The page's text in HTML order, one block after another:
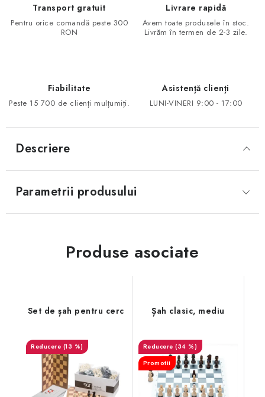
Transport gratuit
Pentru orice comandă peste 300
RON
Livrare rapidă
Avem toate produsele în stoc.
Livrăm în termen de 2-3 zile.
Fiabilitate
Peste 15 700 de clienți mulțumiți.
Asistență clienți
LUNI-VINERI 9:00 - 17:00
Descriere
Parametrii produsului
Produse asociate
Set de șah pentru cerc
(13 %)
Șah clasic, mediu
(34 %)
Promotii